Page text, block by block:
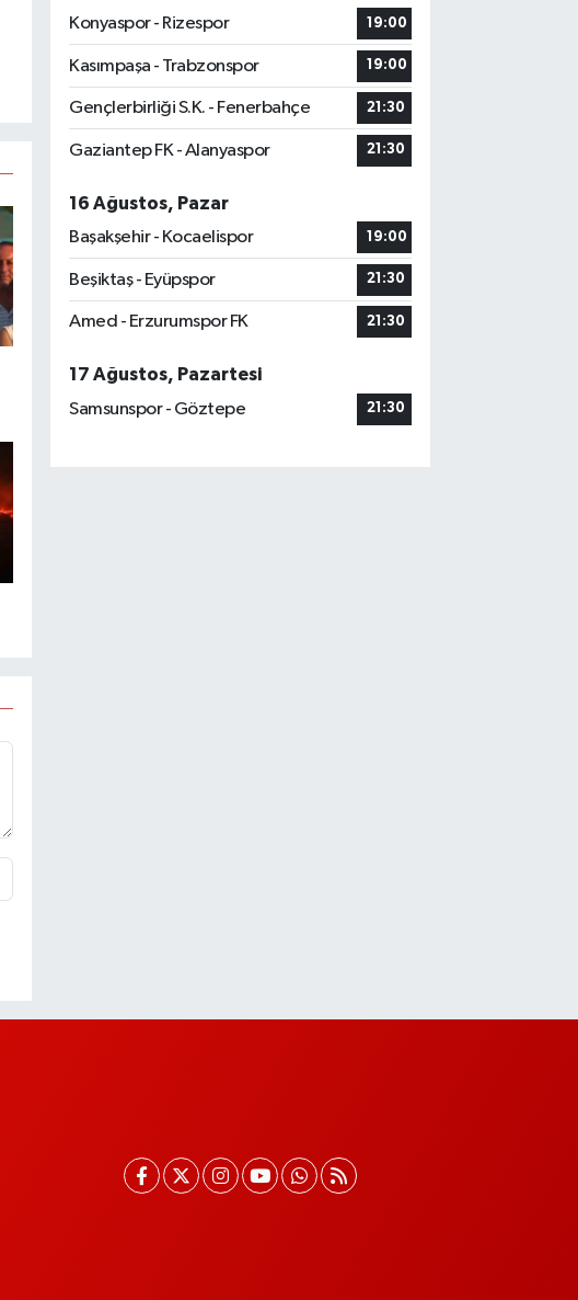
Konyaspor - Rizespor
19:00
Kasımpaşa - Trabzonspor 19:00
Gençlerbirliği S.K. - Fenerbahçe 21:30
Gaziantep FK - Alanyaspor 21:30
16 Ağustos, Pazar
Başakşehir - Kocaelispor
19:00
Beşiktaş - Eyüpspor 21:30
Amed - Erzurumspor FK 21:30
17 Ağustos, Pazartesi
Samsunspor - Göztepe
21:30